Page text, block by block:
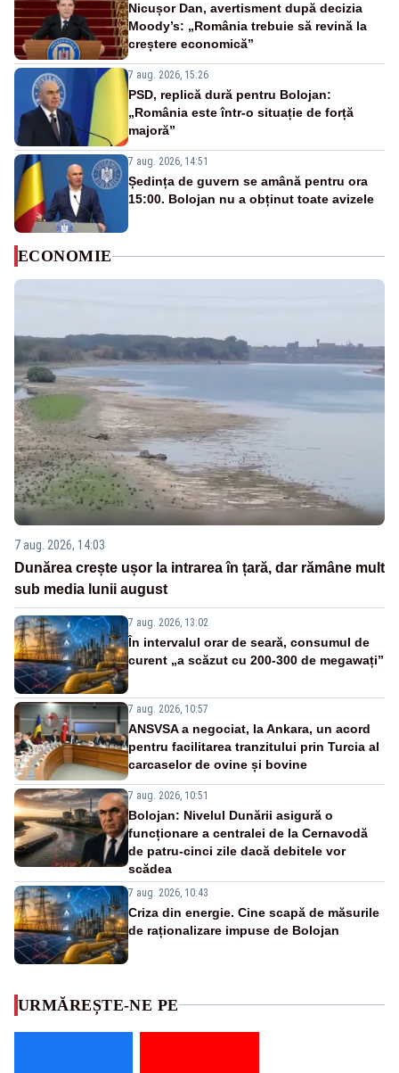
Nicușor Dan, avertisment după decizia
Moody’s: „România trebuie să revină la
creștere economică”
7 aug. 2026, 15:26
PSD, replică dură pentru Bolojan:
„România este într-o situație de forță
majoră”
7 aug. 2026, 14:51
Ședința de guvern se amână pentru ora
15:00. Bolojan nu a obținut toate avizele
ECONOMIE
7 aug. 2026, 14:03
Dunărea crește ușor la intrarea în țară, dar rămâne mult
sub media lunii august
7 aug. 2026, 13:02
În intervalul orar de seară, consumul de
curent „a scăzut cu 200-300 de megawați”
7 aug. 2026, 10:57
ANSVSA a negociat, la Ankara, un acord
pentru facilitarea tranzitului prin Turcia al
carcaselor de ovine și bovine
7 aug. 2026, 10:51
Bolojan: Nivelul Dunării asigură o
funcționare a centralei de la Cernavodă
de patru-cinci zile dacă debitele vor
scădea
7 aug. 2026, 10:43
Criza din energie. Cine scapă de măsurile
de raționalizare impuse de Bolojan
URMĂREȘTE-NE PE